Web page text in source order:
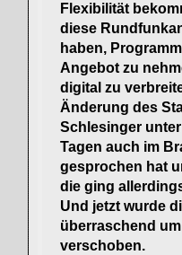
Flexibilität
diese
haben,
Angebot zu
digital zu
Änderung des
Schlesinger
Tagen auch im
gesprochen hat
die ging
Und jetzt wurde
überraschend
verschoben.